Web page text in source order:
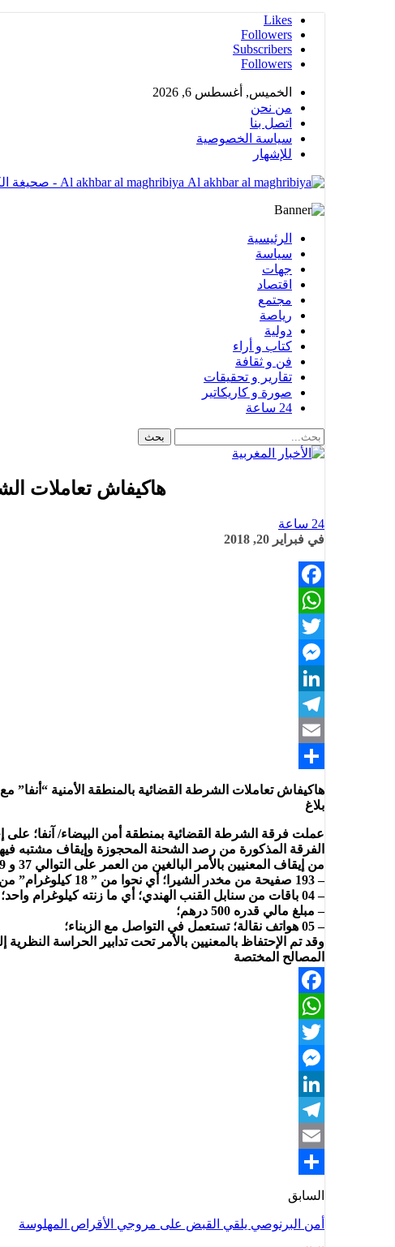
Likes
Followers
Subscribers
Followers
الخميس, أغسطس 6, 2026
من نحن
اتصل بنا
سياسة الخصوصية
للإشهار
Al akhbar al maghribiya - صحيغة الكترونية مهتمة بشؤون المملكة المغربية تضم عدة أقسام متنوعة
الرئيسية
سياسة
جهات
اقتصاد
مجتمع
رياصة
دولية
كتاب و أراء
فن و ثقافة
تقارير و تحقيقات
صورة و كاريكاتير
24 ساعة
هاكيفاش تعاملات
24 ساعة
في فبراير 20, 2018
Facebook
WhatsApp
Twitter
Messenger
LinkedIn
Telegram
Email
Share
هاكيفاش تعاملات الشرطة القضائية بالمنطقة الأمنية “أنفا”
بلاغ
الفرقة المذكورة من رصد الشحنة المحجوزة وإيقاف مشتبه
من إيقاف المعنيين بالأمر البالغين من العمر على التوالي 37 و 49 سنة؛ واللذين كانا متن سيارة مكتراة؛ التي ضبطت بداخلها الشحنة المكونة مما يلي :
– 193 صفيحة من مخدر الشيرا؛ أي نحوا من ” 18 كيلوغرام” من المخدر المذكور؛
– 04 باقات من سنابل القنب الهندي؛ أي ما زنته كيلوغرام واحد؛
– مبلغ مالي قدره 500 درهم؛
– 05 هواتف نقالة؛ تستعمل في التواصل مع الزبناء؛
وقد تم الإحتفاظ بالمعنيين بالأمر تحت تدابير الحراسة
المصالح المختصة
Facebook
WhatsApp
Twitter
Messenger
LinkedIn
Telegram
Email
Share
السابق
أمن البرنوصي يلقي القبض على مروجي الأقراص المهلوسة